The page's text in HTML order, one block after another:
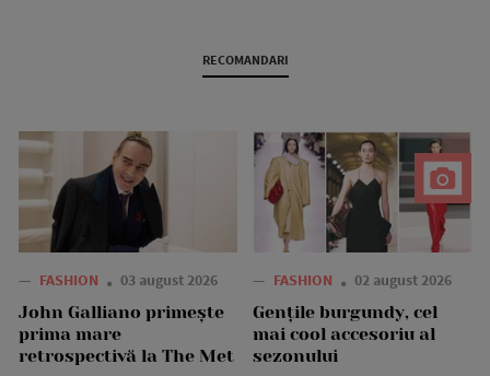
RECOMANDARI
— FASHION 03 august 2026
John Galliano primește
prima mare
retrospectivă la The Met
— FASHION 02 august 2026
Gențile burgundy, cel
mai cool accesoriu al
sezonului